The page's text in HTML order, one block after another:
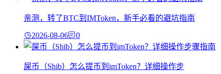
亲测，转了BTC到IMToken，新手必看的避坑指南
2026-08-06 0
屎币（Shib）怎么提币到imToken？详细操作步